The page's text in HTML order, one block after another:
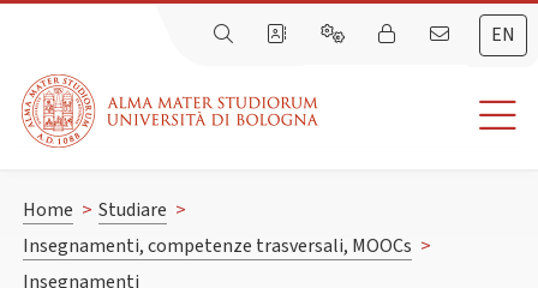
EN
Home > Studiare >
Insegnamenti, competenze trasversali, MOOCs >
Insegnamenti